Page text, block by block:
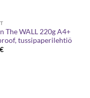
The WALL 220g A4+
tussipaperilehtiö
€